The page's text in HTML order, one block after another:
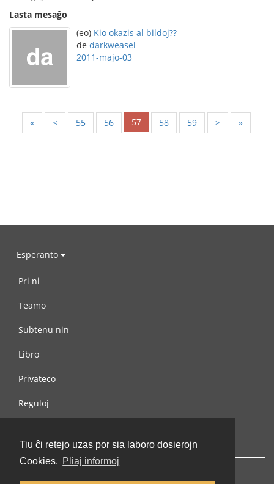
Tiu ĉi retejo uzas por sia laboro dosierojn
Cookies. Pliaj informoj
Lasta mesaĝo
(eo) Kio okazis al bildoj??
de darkweasel
2011-majo-03
« < 55 56 57 58 59 > »
Esperanto
Pri ni
Teamo
Subtenu nin
Libro
Privateco
Reguloj